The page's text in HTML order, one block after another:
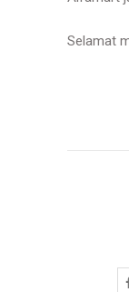
Selamat